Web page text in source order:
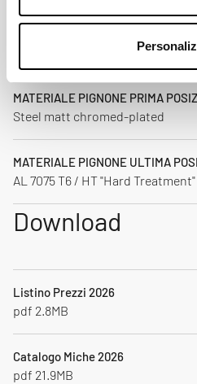
MATERIALE PIGNONE PRIMA
Steel matt chromed-plated
MATERIALE PIGNONE ULTIMA
AL 7075 T6 / HT "Hard Treatment"
Download
Listino Prezzi 2026
pdf 2.8MB
Catalogo Miche 2026
pdf 21.9MB